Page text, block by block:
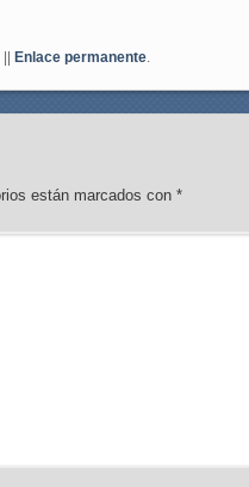
Enlace permanente.
están marcados con*